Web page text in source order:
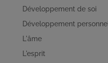
Développement de soi
Développement personnel
L'âme
L'esprit